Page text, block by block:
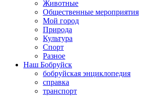
Животные
Общественные мероприятия
Мой город
Природа
Культура
Спорт
Разное
Наш Бобруйск
бобруйская энциклопедия
справка
транспорт